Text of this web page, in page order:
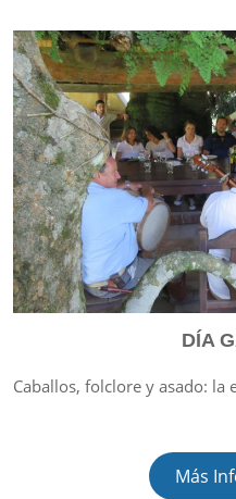
DÍA
Caballos, folclore y asado: la
Más